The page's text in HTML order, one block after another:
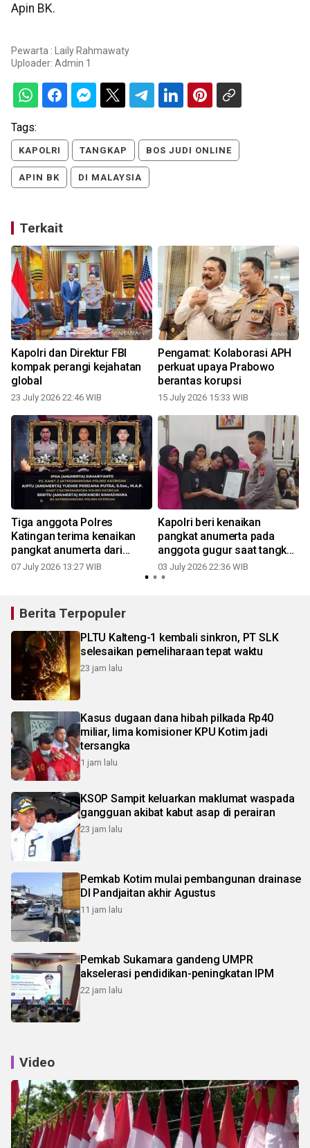
Apin BK.
Pewarta : Laily Rahmawaty
Uploader: Admin 1
Tags:
KAPOLRI TANGKAP BOS JUDI ONLINE
APIN BK DI MALAYSIA
Terkait
Kapolri dan Direktur FBI
kompak perangi kejahatan
global
23 July 2026 22:46 WIB
Pengamat: Kolaborasi APH
perkuat upaya Prabowo
berantas korupsi
15 July 2026 15:33 WIB
Tiga anggota Polres
Katingan terima kenaikan
pangkat anumerta dari
Kapolri
07 July 2026 13:27 WIB
Kapolri beri kenaikan
pangkat anumerta pada
anggota gugur saat tangkap
pengedar narkoba
03 July 2026 22:36 WIB
Berita Terpopuler
PLTU Kalteng-1 kembali sinkron, PT SLK
selesaikan pemeliharaan tepat waktu
23 jam lalu
Kasus dugaan dana hibah pilkada Rp40
miliar, lima komisioner KPU Kotim jadi
tersangka
1 jam lalu
KSOP Sampit keluarkan maklumat waspada
gangguan akibat kabut asap di perairan
23 jam lalu
Pemkab Kotim mulai pembangunan drainase
DI Pandjaitan akhir Agustus
11 jam lalu
Pemkab Sukamara gandeng UMPR
akselerasi pendidikan-peningkatan IPM
22 jam lalu
Video